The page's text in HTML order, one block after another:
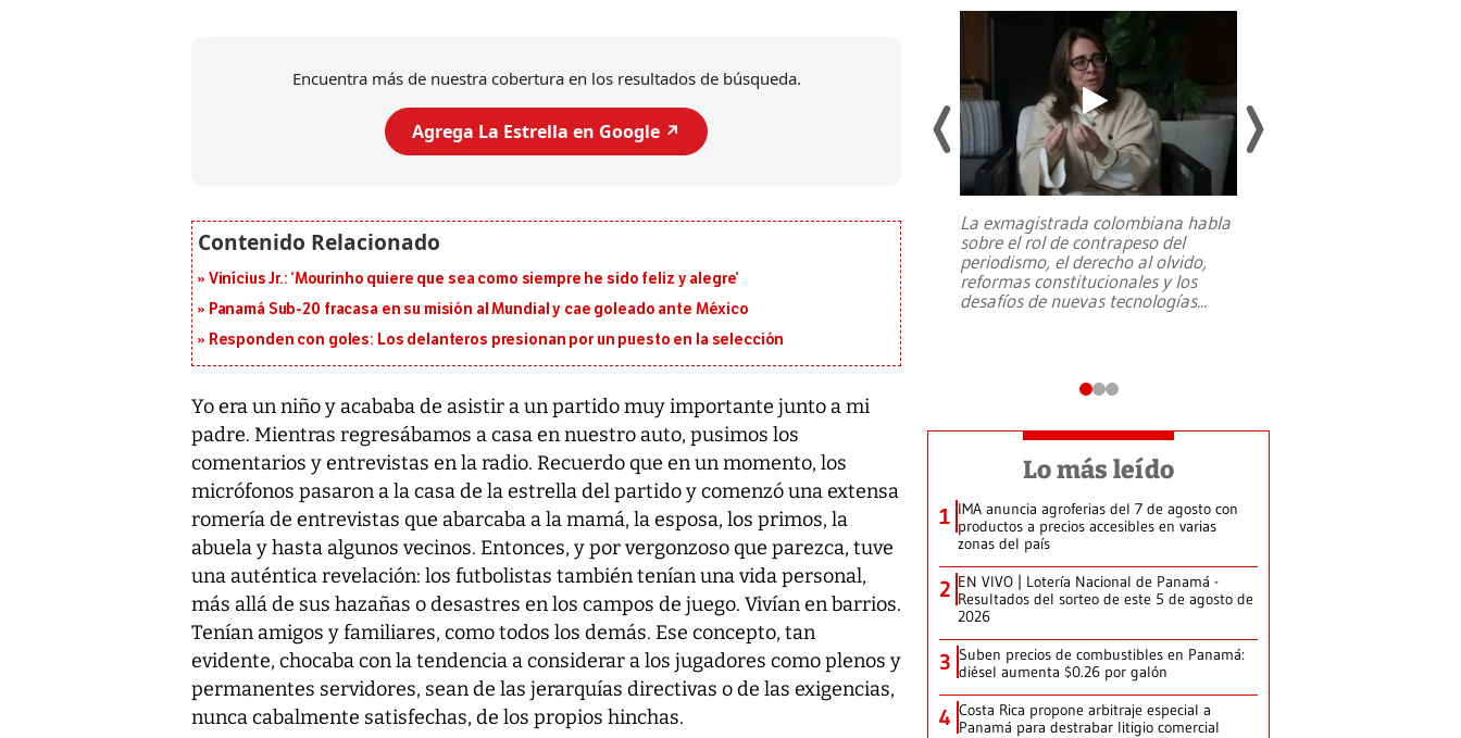
Encuentra más de nuestra cobertura en los resultados de búsqueda.
Agrega La Estrella en Google ↗️
Vinícius Jr.: ‘Mourinho quiere que sea como siempre he sido feliz y alegre’
Panamá Sub-20 fracasa en su misión al Mundial y cae goleado ante México
Responden con goles: Los delanteros presionan por un puesto en la selección
Yo era un niño y acababa de asistir a un partido muy importante junto a mi
padre. Mientras regresábamos a casa en nuestro auto, pusimos los
comentarios y entrevistas en la radio. Recuerdo que en un momento, los
micrófonos pasaron a la casa de la estrella del partido y comenzó una extensa
romería de entrevistas que abarcaba a la mamá, la esposa, los primos, la
abuela y hasta algunos vecinos. Entonces, y por vergonzoso que parezca, tuve
una auténtica revelación: los futbolistas también tenían una vida personal,
más allá de sus hazañas o desastres en los campos de juego. Vivían en barrios.
Tenían amigos y familiares, como todos los demás. Ese concepto, tan
evidente, chocaba con la tendencia a considerar a los jugadores como plenos y
permanentes servidores, sean de las jerarquías directivas o de las exigencias,
nunca cabalmente satisfechas, de los propios hinchas.
al sur de Japón, provocando una
La exmagistrada colombiana habla
sobre el rol de contrapeso del
periodismo, el derecho al olvido,
reformas constitucionales y los
desafíos de nuevas tecnologías...
Lo más leído
1 IMA anuncia agroferias del 7 de agosto con
productos a precios accesibles en varias
zonas del país
2 EN VIVO | Lotería Nacional de Panamá -
Resultados del sorteo de este 5 de agosto de
2026
3 Suben precios de combustibles en Panamá:
diésel aumenta $0.26 por galón
4 Costa Rica propone arbitraje especial a
Panamá para destrabar litigio comercial